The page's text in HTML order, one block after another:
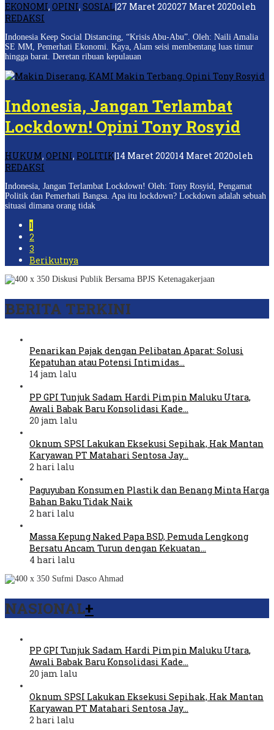
EKONOMI, OPINI, SOSIAL|27 Maret 202027 Maret 2020oleh
REDAKSI
Indonesia Keep Social Distancing, “Krisis Abu-Abu”. Oleh: Naili Amalia
SE MM, Pemerhati Ekonomi. Kaya, Alam seisi membentang luas timur
hingga barat. Deretan ribuan kepulauan
Indonesia, Jangan Terlambat
Lockdown! Opini Tony Rosyid
HUKUM, OPINI, POLITIK|14 Maret 202014 Maret 2020oleh
REDAKSI
Indonesia, Jangan Terlambat Lockdown! Oleh: Tony Rosyid, Pengamat
Politik dan Pemerhati Bangsa. Apa itu lockdown? Lockdown adalah sebuah
situasi dimana orang tidak
1
2
3
Berikutnya
BERITA TERKINI
Penarikan Pajak dengan Pelibatan Aparat: Solusi
Kepatuhan atau Potensi Intimidas…
14 jam lalu
PP GPI Tunjuk Sadam Hardi Pimpin Maluku Utara,
Awali Babak Baru Konsolidasi Kade…
20 jam lalu
Oknum SPSI Lakukan Eksekusi Sepihak, Hak Mantan
Karyawan PT Matahari Sentosa Jay…
2 hari lalu
Paguyuban Konsumen Plastik dan Benang Minta Harga
Bahan Baku Tidak Naik
2 hari lalu
Massa Kepung Naked Papa BSD, Pemuda Lengkong
Bersatu Ancam Turun dengan Kekuatan…
4 hari lalu
NASIONAL+
PP GPI Tunjuk Sadam Hardi Pimpin Maluku Utara,
Awali Babak Baru Konsolidasi Kade…
20 jam lalu
Oknum SPSI Lakukan Eksekusi Sepihak, Hak Mantan
Karyawan PT Matahari Sentosa Jay…
2 hari lalu